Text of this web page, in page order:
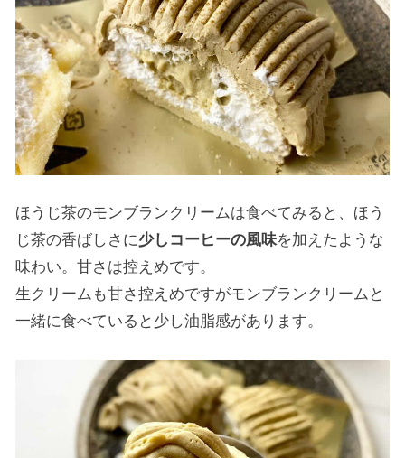
ほうじ茶のモンブランクリームは食べてみると、ほう
じ茶の香ばしさに少しコーヒーの風味を加えたような
味わい。甘さは控えめです。
生クリームも甘さ控えめですがモンブランクリームと
一緒に食べていると少し油脂感があります。